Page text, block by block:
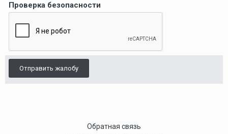
Проверка безопасности
Отправить жалобу
Обратная связь